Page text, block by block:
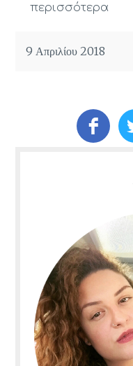
περισσότερα
9 Απριλίου 2018